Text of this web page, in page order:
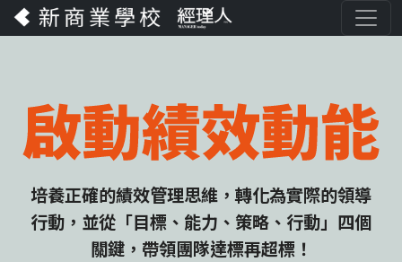
培養正確的績效管理思維，轉化為實際的領導
行動， 並從「目標、能力、策略、行動」四個
關鍵，帶領團隊達標再超標！